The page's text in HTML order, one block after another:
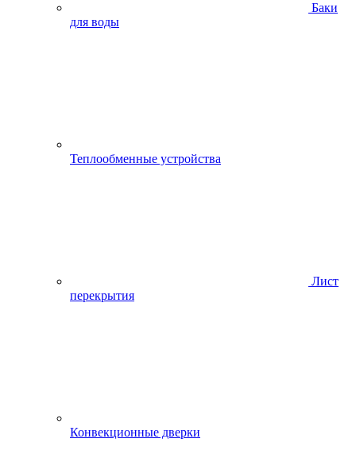
Баки
для воды
Теплообменные устройства
Лист
перекрытия
Конвекционные дверки